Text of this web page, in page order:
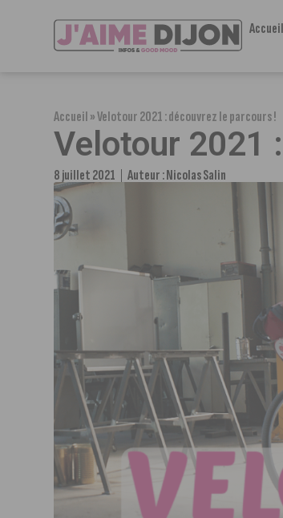
Accueil
Accueil»Velotour 2021 : découvrez le parcours !
Velotour 2021
8 juillet 2021 Auteur :Nicolas Salin